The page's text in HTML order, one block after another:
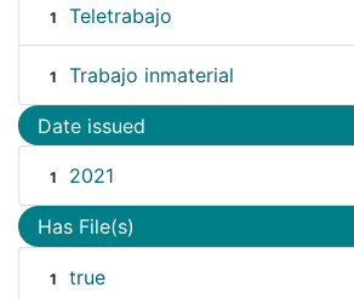
1 Teletrabajo
1 Trabajo inmaterial
Date issued
1 2021
Has File(s)
1 true